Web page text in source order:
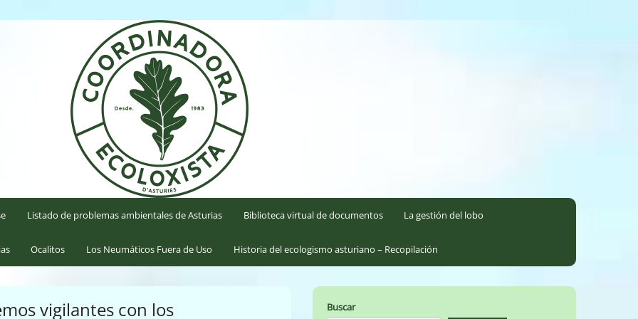
Listado de problemas ambientales de Asturias Biblioteca virtual de documentos La gestión del lobo
Ocalitos Los Neumáticos Fuera de Uso Historia del ecologismo asturiano – Recopilación
vigilantes con los Buscar